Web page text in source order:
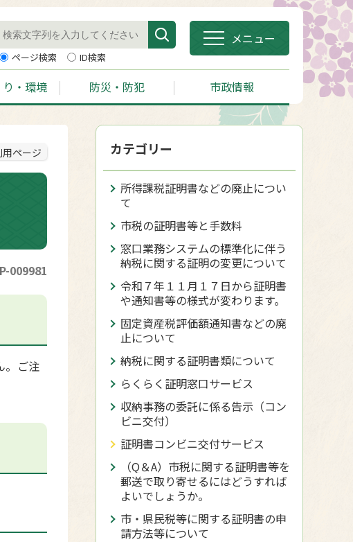
ページ検索 ID検索
メニュー
・環境 防災・防犯 市政情報
用ページ
009981
。ご注
カテゴリー
所得課税証明書などの廃止につい
て
市税の証明書等と手数料
窓口業務システムの標準化に伴う
納税に関する証明の変更について
令和７年１１月１７日から証明書
や通知書等の様式が変わります。
固定資産税評価額通知書などの廃
止について
納税に関する証明書類について
らくらく証明窓口サービス
収納事務の委託に係る告示（コン
ビニ交付）
証明書コンビニ交付サービス
（Q＆A）市税に関する証明書等を
郵送で取り寄せるにはどうすれば
よいでしょうか。
市・県民税等に関する証明書の申
請方法等について